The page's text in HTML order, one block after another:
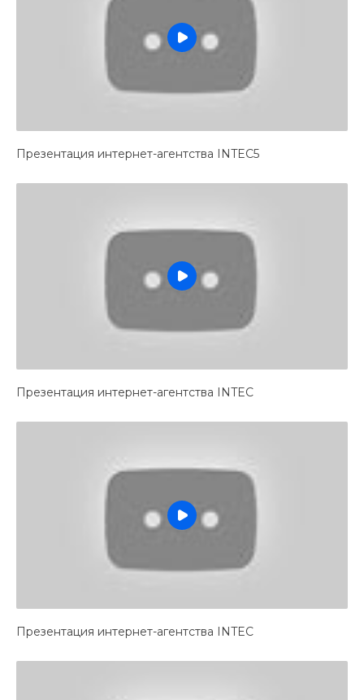
Презентация интернет-агентства INTEC5
Презентация интернет-агентства INTEC
Презентация интернет-агентства INTEC